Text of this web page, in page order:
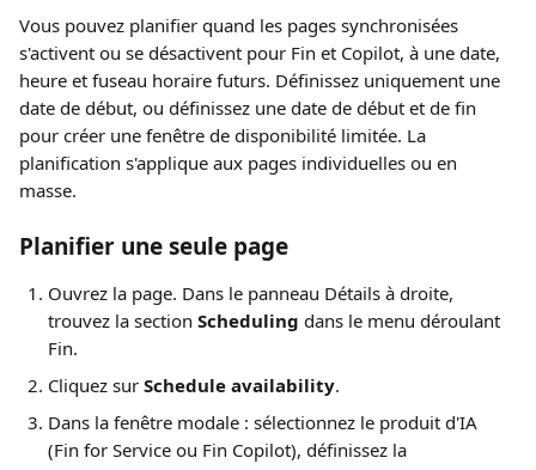
Vous pouvez planifier quand les pages synchronisées
s'activent ou se désactivent pour Fin et Copilot, à une date,
heure et fuseau horaire futurs. Définissez uniquement une
date de début, ou définissez une date de début et de fin
pour créer une fenêtre de disponibilité limitée. La
planification s'applique aux pages individuelles ou en
masse.
Planifier une seule page
Ouvrez la page. Dans le panneau Détails à droite,
trouvez la section Scheduling dans le menu déroulant
Fin.
Cliquez sur Schedule availability.
Dans la fenêtre modale : sélectionnez le produit d'IA
(Fin for Service ou Fin Copilot), définissez la